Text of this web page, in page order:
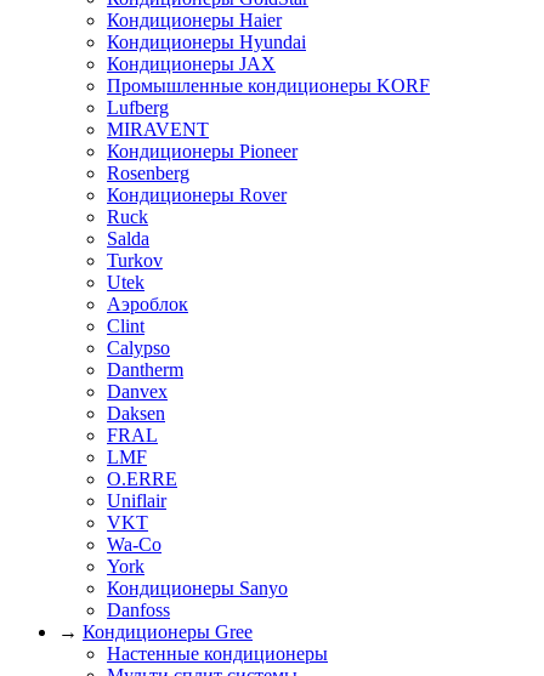
Кондиционеры Haier
Кондиционеры Hyundai
Кондиционеры JAX
Промышленные кондиционеры KORF
Lufberg
MIRAVENT
Кондиционеры Pioneer
Rosenberg
Кондиционеры Rover
Ruck
Salda
Turkov
Utek
Аэроблок
Clint
Calypso
Dantherm
Danvex
Daksen
FRAL
LMF
O.ERRE
Uniflair
VKT
Wa-Co
York
Кондиционеры Sanyo
Danfoss
→ Кондиционеры Gree
Настенные кондиционеры